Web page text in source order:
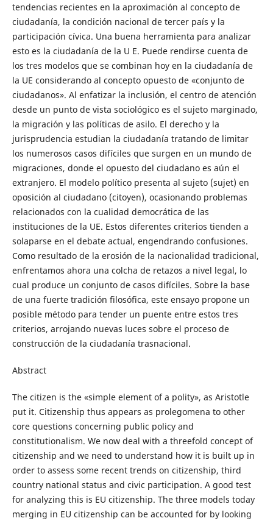
tendencias recientes en la aproximación al concepto de
ciudadanía, la condición nacional de tercer país y la
participación cívica. Una buena herramienta para analizar
esto es la ciudadanía de la U E. Puede rendirse cuenta de
los tres modelos que se combinan hoy en la ciudadanía de
la UE considerando al concepto opuesto de «conjunto de
ciudadanos». Al enfatizar la inclusión, el centro de atención
desde un punto de vista sociológico es el sujeto marginado,
la migración y las políticas de asilo. El derecho y la
jurisprudencia estudian la ciudadanía tratando de limitar
los numerosos casos difíciles que surgen en un mundo de
migraciones, donde el opuesto del ciudadano es aún el
extranjero. El modelo político presenta al sujeto (sujet) en
oposición al ciudadano (citoyen), ocasionando problemas
relacionados con la cualidad democrática de las
instituciones de la UE. Estos diferentes criterios tienden a
solaparse en el debate actual, engendrando confusiones.
Como resultado de la erosión de la nacionalidad tradicional,
enfrentamos ahora una colcha de retazos a nivel legal, lo
cual produce un conjunto de casos difíciles. Sobre la base
de una fuerte tradición filosófica, este ensayo propone un
posible método para tender un puente entre estos tres
criterios, arrojando nuevas luces sobre el proceso de
construcción de la ciudadanía trasnacional.
Abstract
The citizen is the «simple element of a polity», as Aristotle
put it. Citizenship thus appears as prolegomena to other
core questions concerning public policy and
constitutionalism. We now deal with a threefold concept of
citizenship and we need to understand how it is built up in
order to assess some recent trends on citizenship, third
country national status and civic participation. A good test
for analyzing this is EU citizenship. The three models today
merging in EU citizenship can be accounted for by looking